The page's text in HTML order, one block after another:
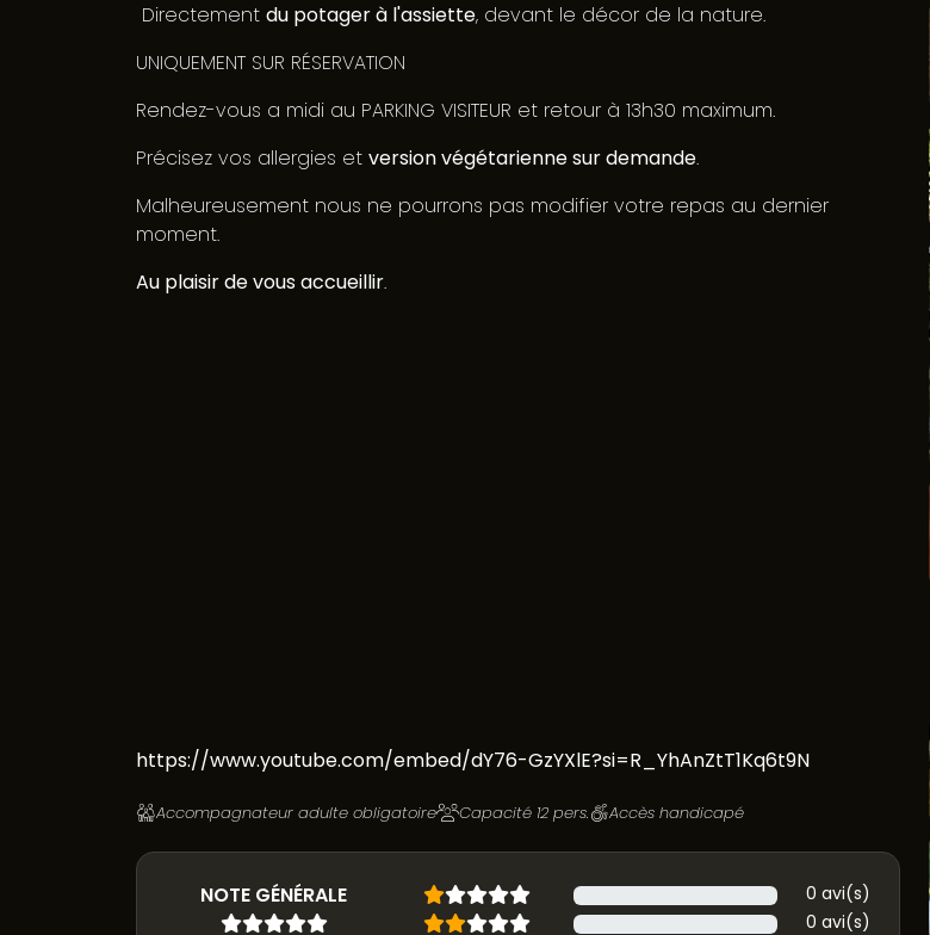
Directement du potager à l'assiette, devant le décor de la nature.
UNIQUEMENT SUR RÉSERVATION
Rendez-vous a midi au PARKING VISITEUR et retour à 13h30 maximum.
Précisez vos allergies et version végétarienne sur demande.
Malheureusement nous ne pourrons pas modifier votre repas au dernier
moment.
Au plaisir de vous accueillir.
https://www.youtube.com/embed/dY76-GzYXlE?si=R_YhAnZtT1Kq6t9N
Accompagnateur adulte obligatoire Capacité 12 pers. Accès handicapé
NOTE GÉNÉRALE
0 avi(s)
0 avi(s)